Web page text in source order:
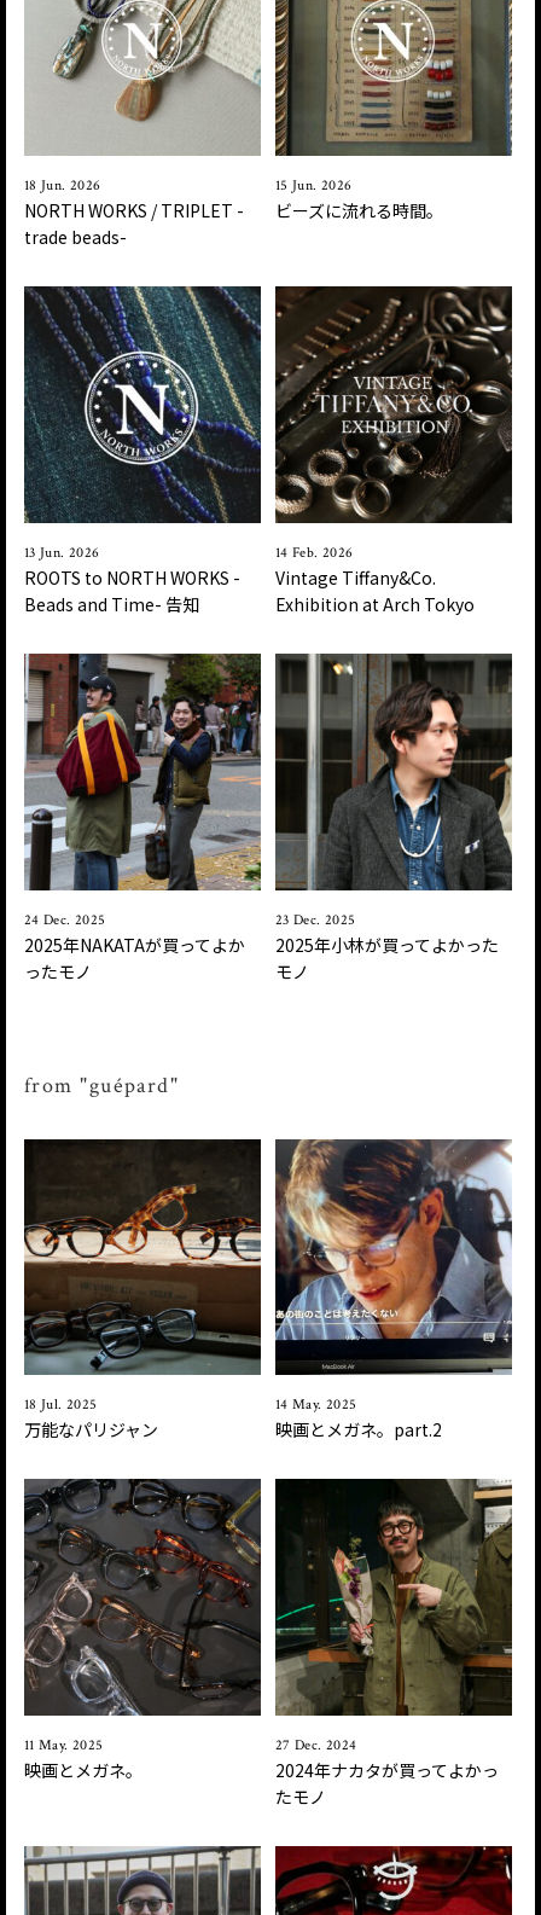
18 Jun. 2026
NORTH WORKS / TRIPLET -
trade beads-
15 Jun. 2026
ビーズに流れる時間。
13 Jun. 2026
ROOTS to NORTH WORKS -
Beads and Time- 告知
14 Feb. 2026
Vintage Tiffany&Co.
Exhibition at Arch Tokyo
24 Dec. 2025
2025年NAKATAが買ってよか
ったモノ
23 Dec. 2025
2025年小林が買ってよかった
モノ
from "guépard"
18 Jul. 2025
万能なパリジャン
14 May. 2025
映画とメガネ。part.2
11 May. 2025
映画とメガネ。
27 Dec. 2024
2024年ナカタが買ってよかっ
たモノ